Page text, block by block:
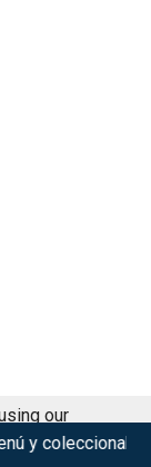
Violent
our
Got it